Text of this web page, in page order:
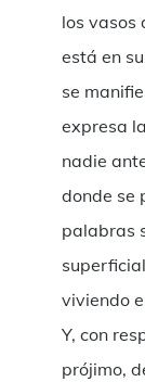
los vasos
está en
se
expresa
nadie
donde se
palabras
viviendo
Y, con
prójimo,